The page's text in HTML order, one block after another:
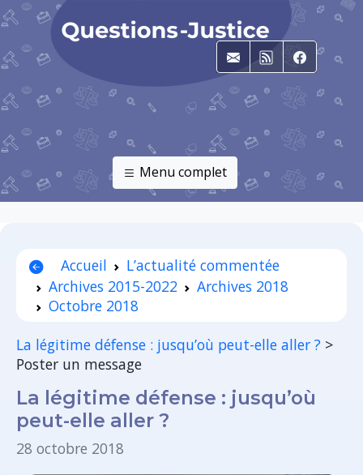
E-mailRSS
Menu complet
Accueil
L’actualité commentée
Archives 2015-2022
Archives 2018
Octobre 2018
La légitime défense : jusqu’où peut-elle aller ? >
Poster un message
La légitime défense : jusqu’où
peut-elle aller ?
28 octobre 2018